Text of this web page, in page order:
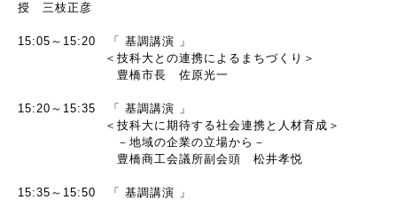
授 三枝正彦
15:05～15:20 「 基調講演 」
＜技科大との連携によるまちづくり＞
豊橋市長 佐原光一
15:20～15:35 「 基調講演 」
＜技科大に期待する社会連携と人材育成＞
－地域の企業の立場から－
豊橋商工会議所副会頭 松井孝悦
15:35～15:50 「 基調講演 」